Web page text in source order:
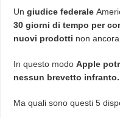
Un giudice federale
30 giorni di tempo per
nuovi prodotti non
In questo modoApple
nessun brevetto infranto.
Ma quali sono questi 5